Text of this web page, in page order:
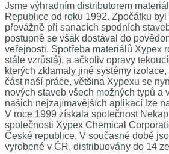
Jsme výhradním distributorem
Republice od roku 1992. Zpočátku
převážně při sanacích spodních
postupně se však dostával do
veřejnosti. Spotřeba materiálů Xypex
stále vzrůstá), a ačkoliv opravy
kterých zklamaly jiné systémy
část naší práce, většina Xypexu se
nových staveb všech možných typů a
našich nejzajímavějších aplikací lze
V roce 1999 získala společnost
společnosti Xypex Chemical
České republice. V současné době
vyrobené v ČR, distribuovány do 14